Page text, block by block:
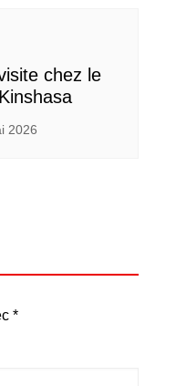
chez le
2026
*